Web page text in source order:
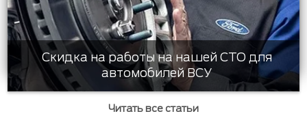
Скидка на работы на нашей СТО для
автомобилей ВСУ
Читать все статьи